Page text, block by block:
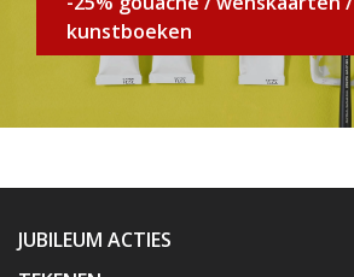
kunstboeken
JUBILEUM ACTIES